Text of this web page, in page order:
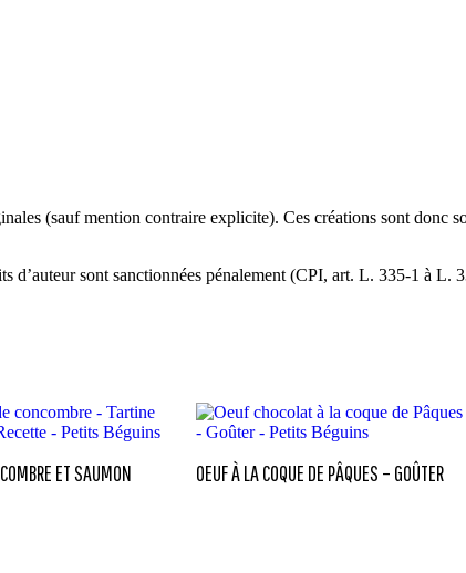
(sauf mention contraire explicite). Ces créations sont donc
sont sanctionnées pénalement (CPI, art. L. 335-1 à L.
ET SAUMON
OEUF À LA COQUE DE PÂQUES – GOÛTER